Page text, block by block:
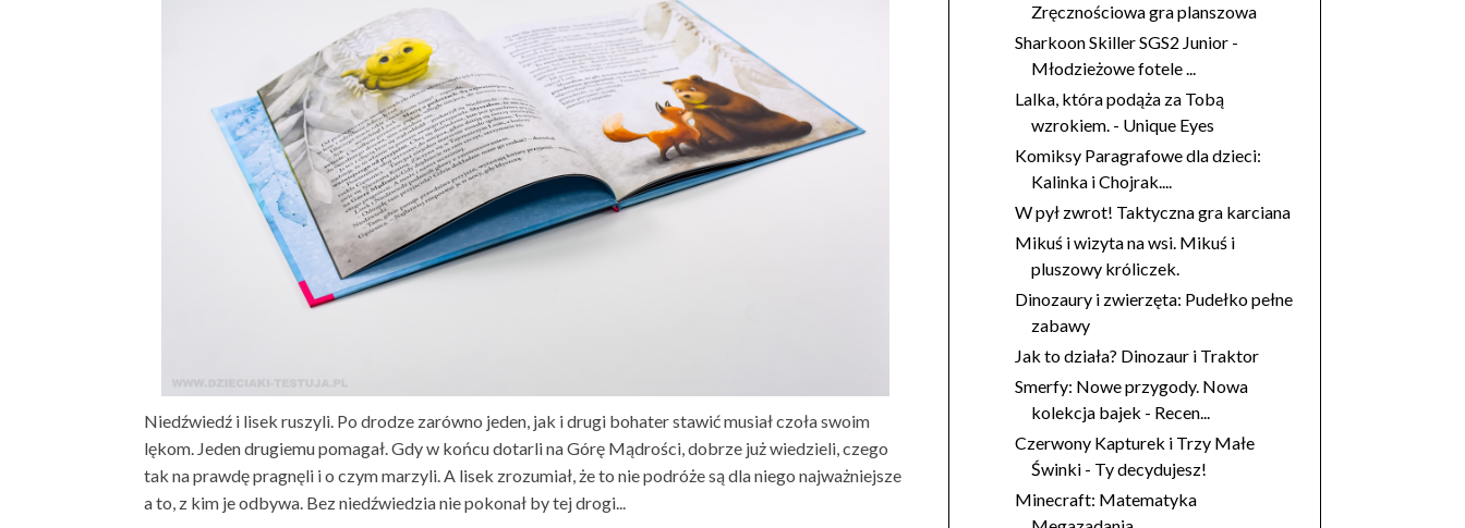
Niedźwiedź i lisek ruszyli. Po drodze zarówno jeden, jak i drugi bohater stawić musiał czoła swoim
lękom. Jeden drugiemu pomagał. Gdy w końcu dotarli na Górę Mądrości, dobrze już wiedzieli, czego
tak na prawdę pragnęli i o czym marzyli. A lisek zrozumiał, że to nie podróże są dla niego najważniejsze
a to, z kim je odbywa. Bez niedźwiedzia nie pokonał by tej drogi...
Zręcznościowa gra planszowa
Sharkoon Skiller SGS2 Junior -
Młodzieżowe fotele ...
Lalka, która podąża za Tobą
wzrokiem. - Unique Eyes
Komiksy Paragrafowe dla dzieci:
Kalinka i Chojrak....
W pył zwrot! Taktyczna gra karciana
Mikuś i wizyta na wsi. Mikuś i
pluszowy króliczek.
Dinozaury i zwierzęta: Pudełko pełne
zabawy
Jak to działa? Dinozaur i Traktor
Smerfy: Nowe przygody. Nowa
kolekcja bajek - Recen...
Czerwony Kapturek i Trzy Małe
Świnki - Ty decydujesz!
Minecraft: Matematyka